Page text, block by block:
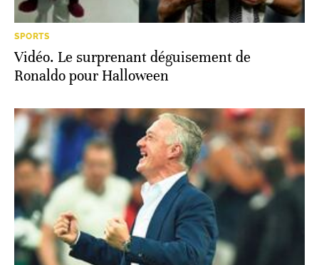
SPORTS
Vidéo. Le surprenant déguisement de
Ronaldo pour Halloween